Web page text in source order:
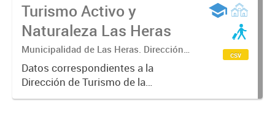
Turismo Activo y
Naturaleza Las Heras
Municipalidad de Las Heras. Dirección
de Turismo
Datos correspondientes a la
Dirección de Turismo de la
Municipalidad de Las Heras sobre
csv